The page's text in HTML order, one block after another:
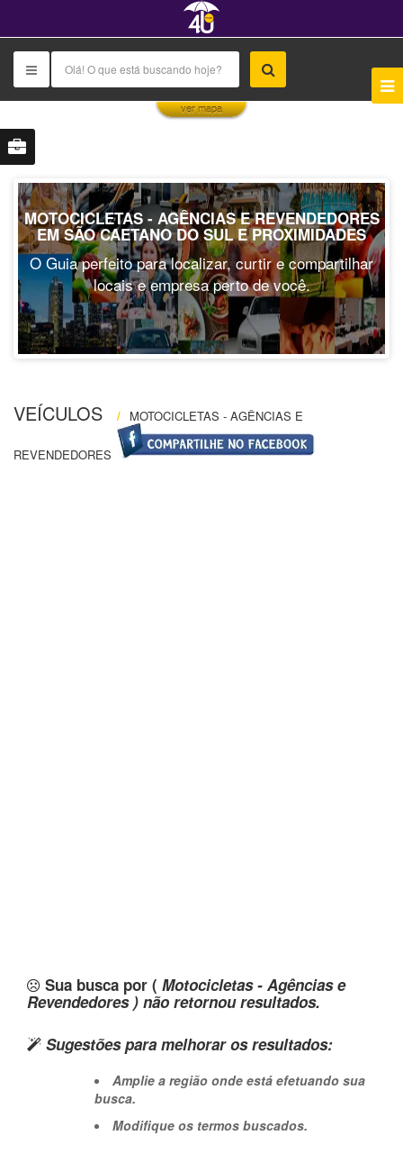
ver mapa
MOTOCICLETAS - AGÊNCIAS E REVENDEDORES
EM SÃO CAETANO DO SUL E PROXIMIDADES
O Guia perfeito para localizar, curtir e compartilhar
locais e empresa perto de você.
VEÍCULOS / MOTOCICLETAS - AGÊNCIAS E
REVENDEDORES
Sua busca por ( Motocicletas - Agências e
Revendedores ) não retornou resultados.
Sugestões para melhorar os resultados:
Amplie a região onde está efetuando sua
busca.
Modifique os termos buscados.